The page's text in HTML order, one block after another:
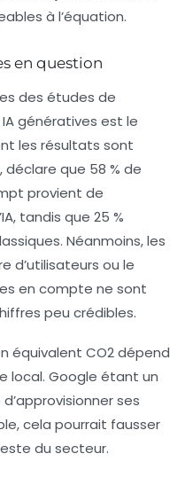
à l’équation.
en question
des études de
IA génératives est le
les résultats sont
déclare que 58 % de
provient de
tandis que 25 %
Néanmoins, les
d’utilisateurs ou le
en compte ne sont
peu crédibles.
équivalent CO2 dépend
local. Google étant un
ses
cela pourrait fausser
du secteur.